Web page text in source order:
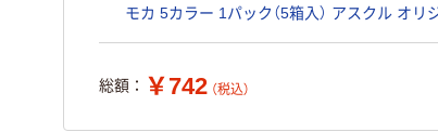
モカ 5カラー 1パック（5箱入） アスクル オリ
総額： ￥742 （税込）